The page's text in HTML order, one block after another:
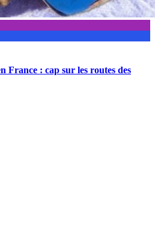
France : cap sur les routes des